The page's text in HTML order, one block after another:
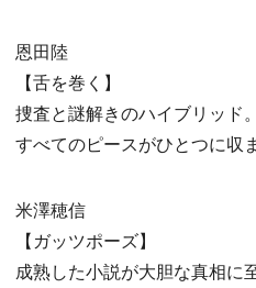
恩田陸
【舌を巻く】
捜査と謎解きのハイブリッド。
すべてのピースがひとつに収
米澤穂信
【ガッツポーズ】
成熟した小説が大胆な真相に